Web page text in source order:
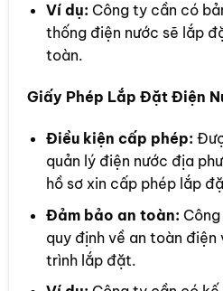
Ví dụ: Công ty cần có
thống điện nước sẽ lắp
toàn.
Giấy Phép Lắp Đặt Điện
Điều kiện cấp phép:
quản lý điện nước địa
hồ sơ xin cấp phép lắp
Đảm bảo an toàn:
quy định về an toàn điện
trình lắp đặt.